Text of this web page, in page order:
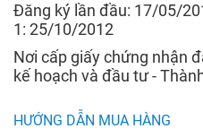
Đăng ký lần đầu: 17/05/
1: 25/10/2012
Nơi cấp giấy chứng nhận
kế hoạch và đầu tư -
HƯỚNG DẪN MUA HÀNG